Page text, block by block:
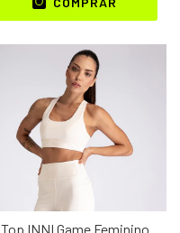
Top INNI Game Feminino